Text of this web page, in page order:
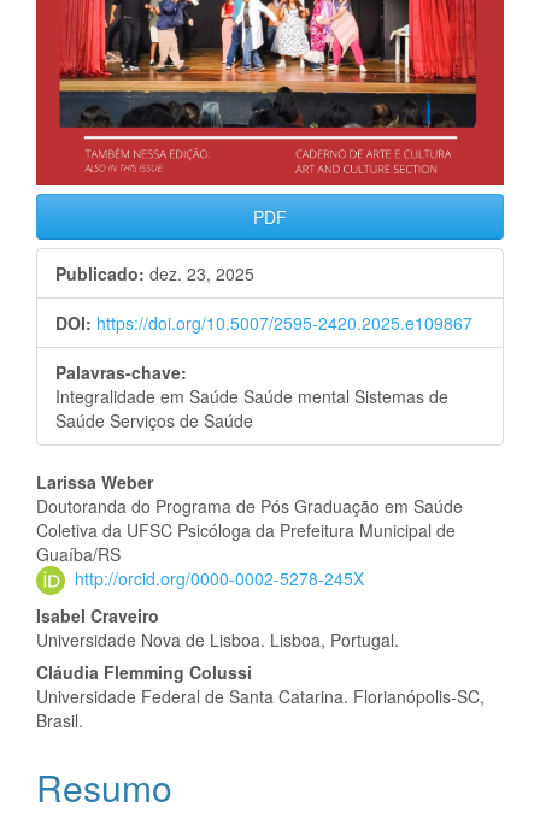
PDF
Publicado: dez. 23, 2025
DOI: https://doi.org/10.5007/2595-2420.2025.e109867
Palavras-chave:
Integralidade em Saúde Saúde mental Sistemas de
Saúde Serviços de Saúde
Conteúdo
do
artigo
principal
Larissa Weber
Doutoranda do Programa de Pós Graduação em Saúde
Coletiva da UFSC Psicóloga da Prefeitura Municipal de
Guaíba/RS
http://orcid.org/0000-0002-5278-245X
Isabel Craveiro
Universidade Nova de Lisboa. Lisboa, Portugal.
Cláudia Flemming Colussi
Universidade Federal de Santa Catarina. Florianópolis-SC,
Brasil.
Resumo